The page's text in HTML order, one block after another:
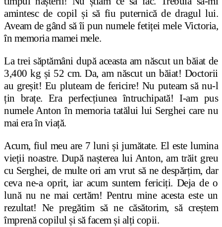
amintesc de copil și să fiu puternică de dragul lui.
Aveam de gând să îi pun numele fetiței mele Victoria,
în memoria mamei mele.
La trei săptămâni după aceasta am născut un băiat de
3,400 kg și 52 cm. Da, am născut un băiat! Doctorii
au greșit! Eu pluteam de fericire! Nu puteam să nu-l
țin brațe. Era perfecțiunea întruchipată! I-am pus
numele Anton în memoria tatălui lui Serghei care nu
mai era în viață.
Acum, fiul meu are 7 luni și jumătate. El este lumina
vieții noastre. După nașterea lui Anton, am trăit greu
cu Serghei, de multe ori am vrut să ne despărțim, dar
ceva ne-a oprit, iar acum suntem fericiți. Deja de o
lună nu ne mai certăm! Pentru mine acesta este un
rezultat! Ne pregătim să ne căsătorim, să creștem
împrenă copilul și să facem și alți copii.